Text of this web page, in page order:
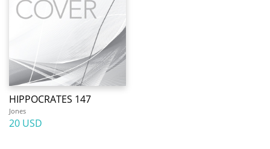
HIPPOCRATES 147
Jones
20 USD